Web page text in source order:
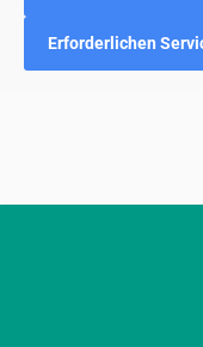
Erforderlichen